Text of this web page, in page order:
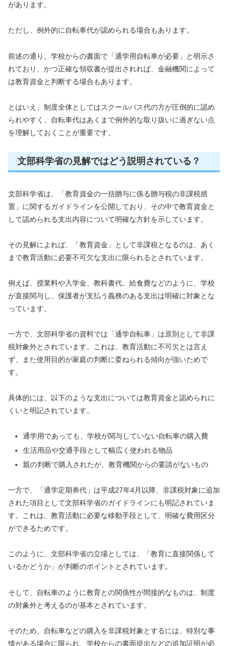
があります。
ただし、例外的に自転車代が認められる場合もあります。
前述の通り、学校からの書面で「通学用自転車が必要」と明示さ
れており、かつ正確な領収書が提出されれば、金融機関によって
は教育資金と判断する場合もあります。
とはいえ、制度全体としてはスクールバス代の方が圧倒的に認め
られやすく、自転車代はあくまで例外的な取り扱いに過ぎない点
を理解しておくことが重要です。
文部科学省の見解ではどう説明されている？
文部科学省は、「教育資金の一括贈与に係る贈与税の非課税措
置」に関するガイドラインを公開しており、その中で教育資金と
して認められる支出内容について明確な方針を示しています。
その見解によれば、「教育資金」として非課税となるのは、あく
まで教育活動に必要不可欠な支出に限られるとされています。
例えば、授業料や入学金、教科書代、給食費などのように、学校
が直接関与し、保護者が支払う義務のある支出は明確に対象とな
っています。
一方で、文部科学省の資料では「通学自転車」は原則として非課
税対象外とされています。これは、教育活動に不可欠とは言え
ず、また使用目的が家庭の判断に委ねられる傾向が強いためで
す。
具体的には、以下のような支出については教育資金と認められに
くいと明記されています。
通学用であっても、学校が関与していない自転車の購入費
生活用品や交通手段として幅広く使われる物品
親の判断で購入されたが、教育機関からの要請がないもの
一方で、「通学定期券代」は平成27年4月以降、非課税対象に追加
された項目として文部科学省のガイドラインにも明記されていま
す。これは、教育活動に必要な移動手段として、明確な費用区分
ができるためです。
このように、文部科学省の立場としては、「教育に直接関係して
いるかどうか」が判断のポイントとされています。
そして、自転車のように教育との関係性が間接的なものは、制度
の対象外と考えるのが基本とされています。
そのため、自転車などの購入を非課税対象とするには、特別な事
情がある場合に限られ、学校からの書面提出などの追加証明が必